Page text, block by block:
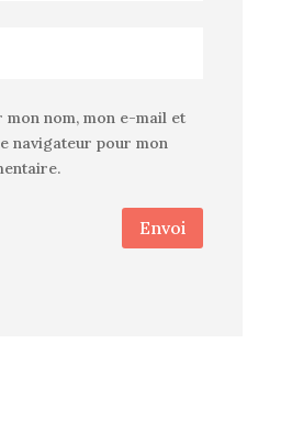
nom, mon e-mail et
navigateur pour mon
Envoi